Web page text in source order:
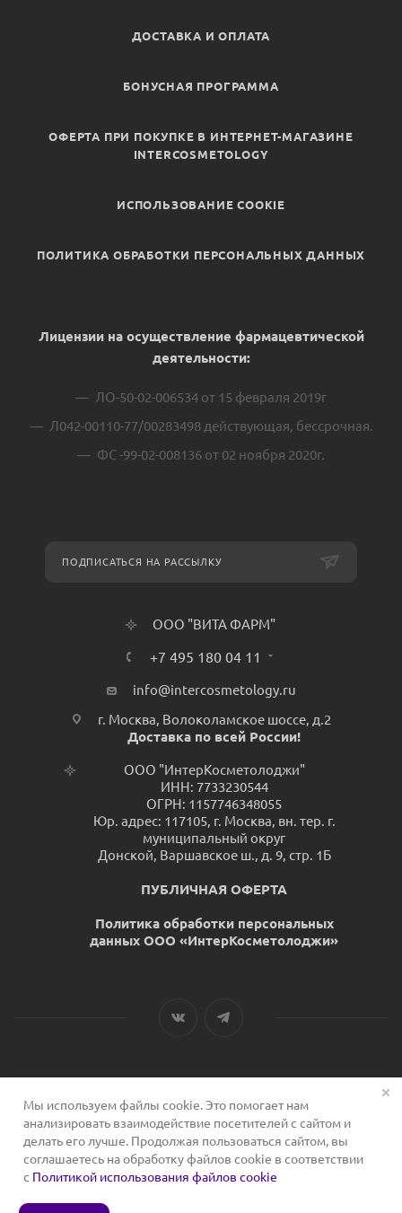
ДОСТАВКА И ОПЛАТА
БОНУСНАЯ ПРОГРАММА
ОФЕРТА ПРИ ПОКУПКЕ В ИНТЕРНЕТ-МАГАЗИНЕ
INTERCOSMETOLOGY
ИСПОЛЬЗОВАНИЕ COOKIE
ПОЛИТИКА ОБРАБОТКИ ПЕРСОНАЛЬНЫХ ДАННЫХ
Лицензии на осуществление фармацевтической
деятельности:
ЛО-50-02-006534 от 15 февраля 2019г
Л042-00110-77/00283498 действующая, бессрочная.
ФС -99-02-008136 от 02 ноября 2020г.
ПОДПИСАТЬСЯ НА РАССЫЛКУ
ООО "ВИТА ФАРМ"
+7 495 180 04 11
info@intercosmetology.ru
г. Москва, Волоколамское шоссе, д.2
Доставка по всей России!
ООО "ИнтерКосметолоджи"
ИНН: 7733230544
ОГРН: 1157746348055
Юр. адрес: 117105, г. Москва, вн. тер. г.
муниципальный округ
Донской, Варшавское ш., д. 9, стр. 1Б
ПУБЛИЧНАЯ ОФЕРТА
Политика обработки персональных
данных ООО «ИнтерКосметолоджи»
2026 © Сервис для косметологов
Мы используем файлы cookie. Это помогает нам
анализировать взаимодействие посетителей с сайтом и
делать его лучше. Продолжая пользоваться сайтом, вы
соглашаетесь на обработку файлов cookie в соответствии
с Политикой использования файлов cookie